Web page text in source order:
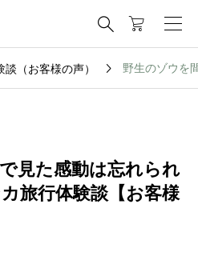

談（お客様の声）  野生のゾウを
見た感動は忘れられ
旅行体験談【お客様